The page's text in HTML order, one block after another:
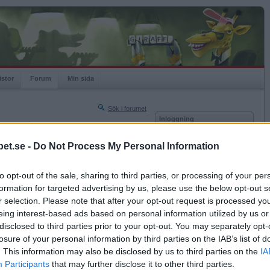
- Do Not Process My Personal Information
opt-out of the sale, sharing to third parties, or processing of your
for targeted advertising by us, please use the below opt-out
selection. Please note that after your opt-out request is processed
interest-based ads based on personal information utilized by us
to third parties prior to your opt-out. You may separately
of your personal information by third parties on the IAB’s list of
This information may also be disclosed by us to third parties on the
Participants that may further disclose it to other third parties.
Forum Min sida
Sök i forumet
Nästa sida »
2017-04-20 17:53
Inloggning
Kom ihåg mig
Glömt ditt lösenord?
Få ny aktiveringslänk
Betapet är gratis!